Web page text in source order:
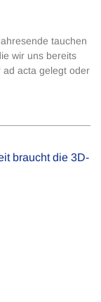
tauchen
wir uns bereits
ad acta gelegt oder